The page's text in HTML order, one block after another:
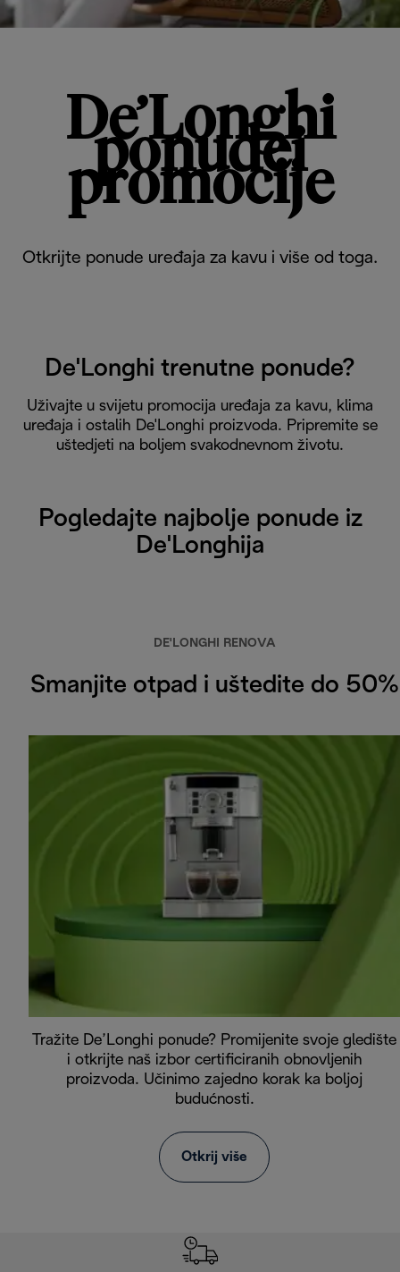
De’Longhi
ponudei
promocije
Otkrijte ponude uređaja za kavu i više od toga.
De'Longhi trenutne ponude?
Uživajte u svijetu promocija uređaja za kavu, klima
uređaja i ostalih De'Longhi proizvoda. Pripremite se
uštedjeti na boljem svakodnevnom životu.
Pogledajte najbolje ponude iz
De'Longhija
DE'LONGHI RENOVA
Smanjite otpad i uštedite do 50%
Tražite De’Longhi ponude? Promijenite svoje gledište
i otkrijte naš izbor certificiranih obnovljenih
proizvoda. Učinimo zajedno korak ka boljoj
budućnosti.
Otkrij više